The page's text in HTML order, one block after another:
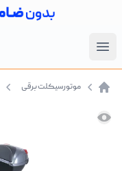
Open menu
موتورسیکلت برقی